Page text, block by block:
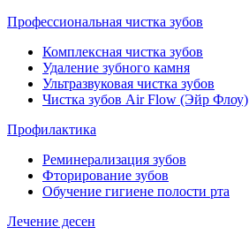
Профессиональная чистка зубов
Комплексная чистка зубов
Удаление зубного камня
Ультразвуковая чистка зубов
Чистка зубов Air Flow (Эйр Флоу)
Профилактика
Реминерализация зубов
Фторирование зубов
Обучение гигиене полости рта
Лечение десен